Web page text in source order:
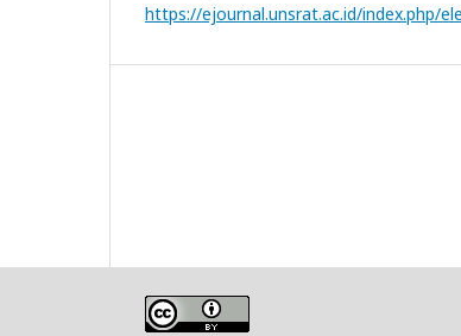
https://ejournal.unsrat.ac.id/index.php/